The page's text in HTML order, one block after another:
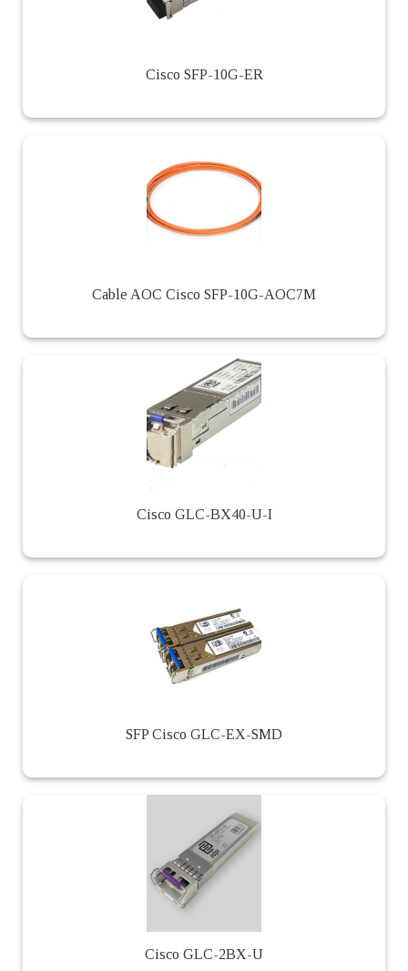
Cisco SFP-10G-ER
Cable AOC Cisco SFP-10G-AOC7M
Cisco GLC-BX40-U-I
SFP Cisco GLC-EX-SMD
Cisco GLC-2BX-U